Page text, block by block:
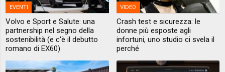
EVENTI
Volvo e Sport e Salute: una
partnership nel segno della
sostenibilità (e c'è il debutto
romano di EX60)
VIDEO
Crash test e sicurezza: le
donne più esposte agli
infortuni, uno studio ci svela il
perché